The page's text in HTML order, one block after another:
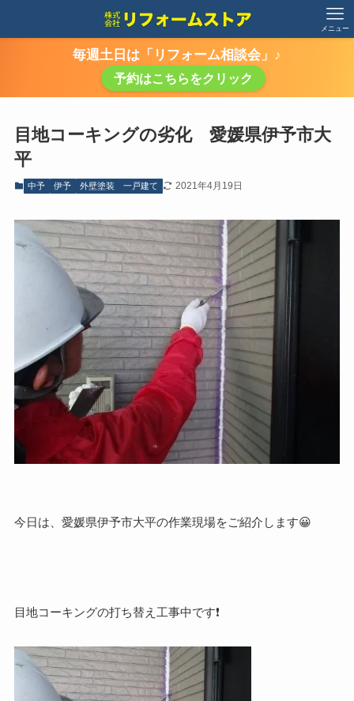
メニュー
毎週土日は「リフォーム相談会」♪
予約はこちらをクリック
目地コーキングの劣化 愛媛県伊予市大
平
中予 伊予 外壁塗装 一戸建て 2021年4月19日
今日は、愛媛県伊予市大平の作業現場をご紹介します😀
目地コーキングの打ち替え工事中です❗